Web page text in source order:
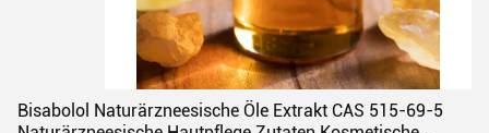
Bisabolol Naturärzneesische Öle Extrakt CAS 515-69-5